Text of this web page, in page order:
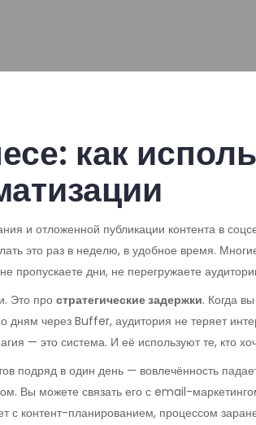
как
и отложенной публикации контента в
это раз в неделю, в удобное время.
пропускаете дни, не перегружаете
Это про стратегические задержки. Когда
дням через Buffer, аудитория не теряет
— это система. И её используют те, кто
подряд в один день — вовлечённость
Вы можете связать его с email-
с контент-планированием, процессом